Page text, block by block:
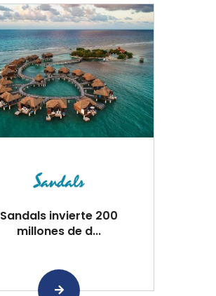
Sandals invierte 200
millones de d...